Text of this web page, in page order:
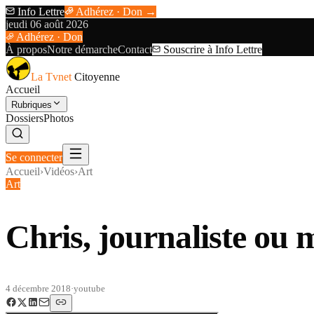
Info Lettre
Adhérez · Don →
jeudi 06 août 2026
Adhérez · Don
À proposNotre démarcheContact Souscrire à Info Lettre
La Tvnet Citoyenne
Accueil
Rubriques
DossiersPhotos
Se connecter
Accueil›Vidéos›Art
Art
Chris, journaliste ou
4 décembre 2018·youtube